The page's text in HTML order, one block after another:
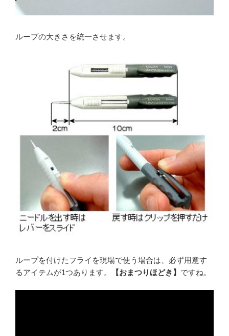
ループの大きさを統一させます。
ループを付けたフライを現場で使う場合は、必ず用意す
るアイテムが1つあります。
【おまつりほどき】 ですね。